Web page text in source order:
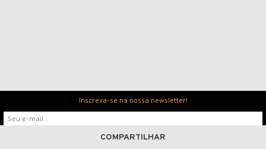
COMPARTILHAR
Inscreva-se na nossa newsletter!